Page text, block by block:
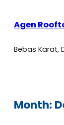
Agen
Bebas Karat,
Month: